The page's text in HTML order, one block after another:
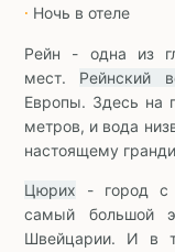
∙ Ночь в отеле
Рейн - одна из
мест. Рейнский
Европы. Здесь на
метров, и вода
настоящему
Цюрих - город с
самый большой
Швейцарии. И в